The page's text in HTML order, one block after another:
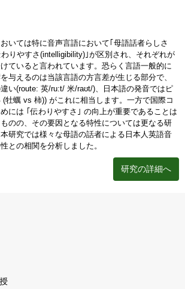
いては特に音声言語において｢母語話者らしさ
りやすさ(intelligibility)｣が区別され、それぞれが
ていると言われています。恐らく言語一般的に
与えるのは当該言語の方言差が生じる部分で、
い(route: 英/ru:t/ 米/raʊt/)、日本語の発音ではピ
(牡蠣 vs 柿)) がこれに相当します。一方で国際コ
には ｢伝わりやすさ｣ の向上が重要であることは
のの、その要因となる特性については更なる研
研究では様々な母語の話者による日本人英語音
との相関を分析しました。
研究の詳細へ